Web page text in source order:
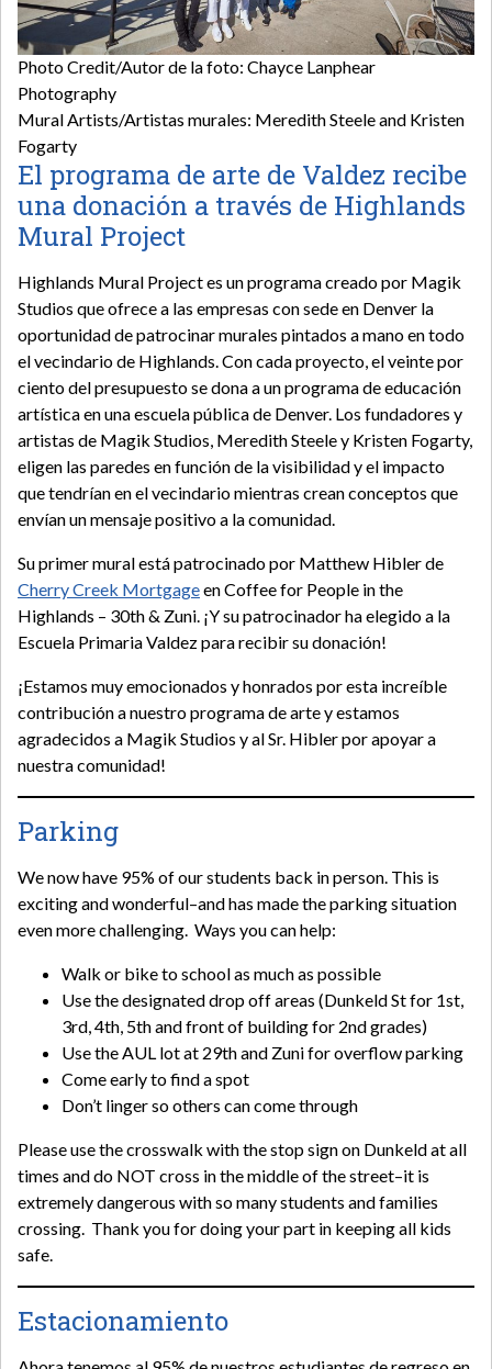
Photo Credit/Autor de la foto: Chayce Lanphear
Photography
Mural Artists/Artistas murales: Meredith Steele and Kristen
Fogarty
El programa de arte de Valdez recibe
una donación a través de Highlands
Mural Project
Highlands Mural Project es un programa creado por Magik
Studios que ofrece a las empresas con sede en Denver la
oportunidad de patrocinar murales pintados a mano en todo
el vecindario de Highlands. Con cada proyecto, el veinte por
ciento del presupuesto se dona a un programa de educación
artística en una escuela pública de Denver. Los fundadores y
artistas de Magik Studios, Meredith Steele y Kristen Fogarty,
eligen las paredes en función de la visibilidad y el impacto
que tendrían en el vecindario mientras crean conceptos que
envían un mensaje positivo a la comunidad.
Su primer mural está patrocinado por Matthew Hibler de
Cherry Creek Mortgageen Coffee for People in the
Highlands – 30th & Zuni. ¡Y su patrocinador ha elegido a la
Escuela Primaria Valdez para recibir su donación!
¡Estamos muy emocionados y honrados por esta increíble
contribución a nuestro programa de arte y estamos
agradecidos a Magik Studios y al Sr. Hibler por apoyar a
nuestra comunidad!
Parking
We now have 95% of our students back in person. This is
exciting and wonderful–and has made the parking situation
even more challenging. Ways you can help:
Walk or bike to school as much as possible
Use the designated drop off areas (Dunkeld St for 1st,
3rd, 4th, 5th and front of building for 2nd grades)
Use the AUL lot at 29th and Zuni for overflow parking
Come early to find a spot
Don’t linger so others can come through
Please use the crosswalk with the stop sign on Dunkeld at all
times and do NOT cross in the middle of the street–it is
extremely dangerous with so many students and families
crossing. Thank you for doing your part in keeping all kids
safe.
Estacionamiento